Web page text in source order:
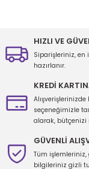
Ürün resmi
Ürün bilgilerinde
Ürün fiyatı diğer
HIZLI VE
Siparişleriniz,
hazırlanır.
KREDİ
seçeneğimizle
alarak,
GÜVENLİ
Tüm işlemleriniz,
bilgileriniz gizli